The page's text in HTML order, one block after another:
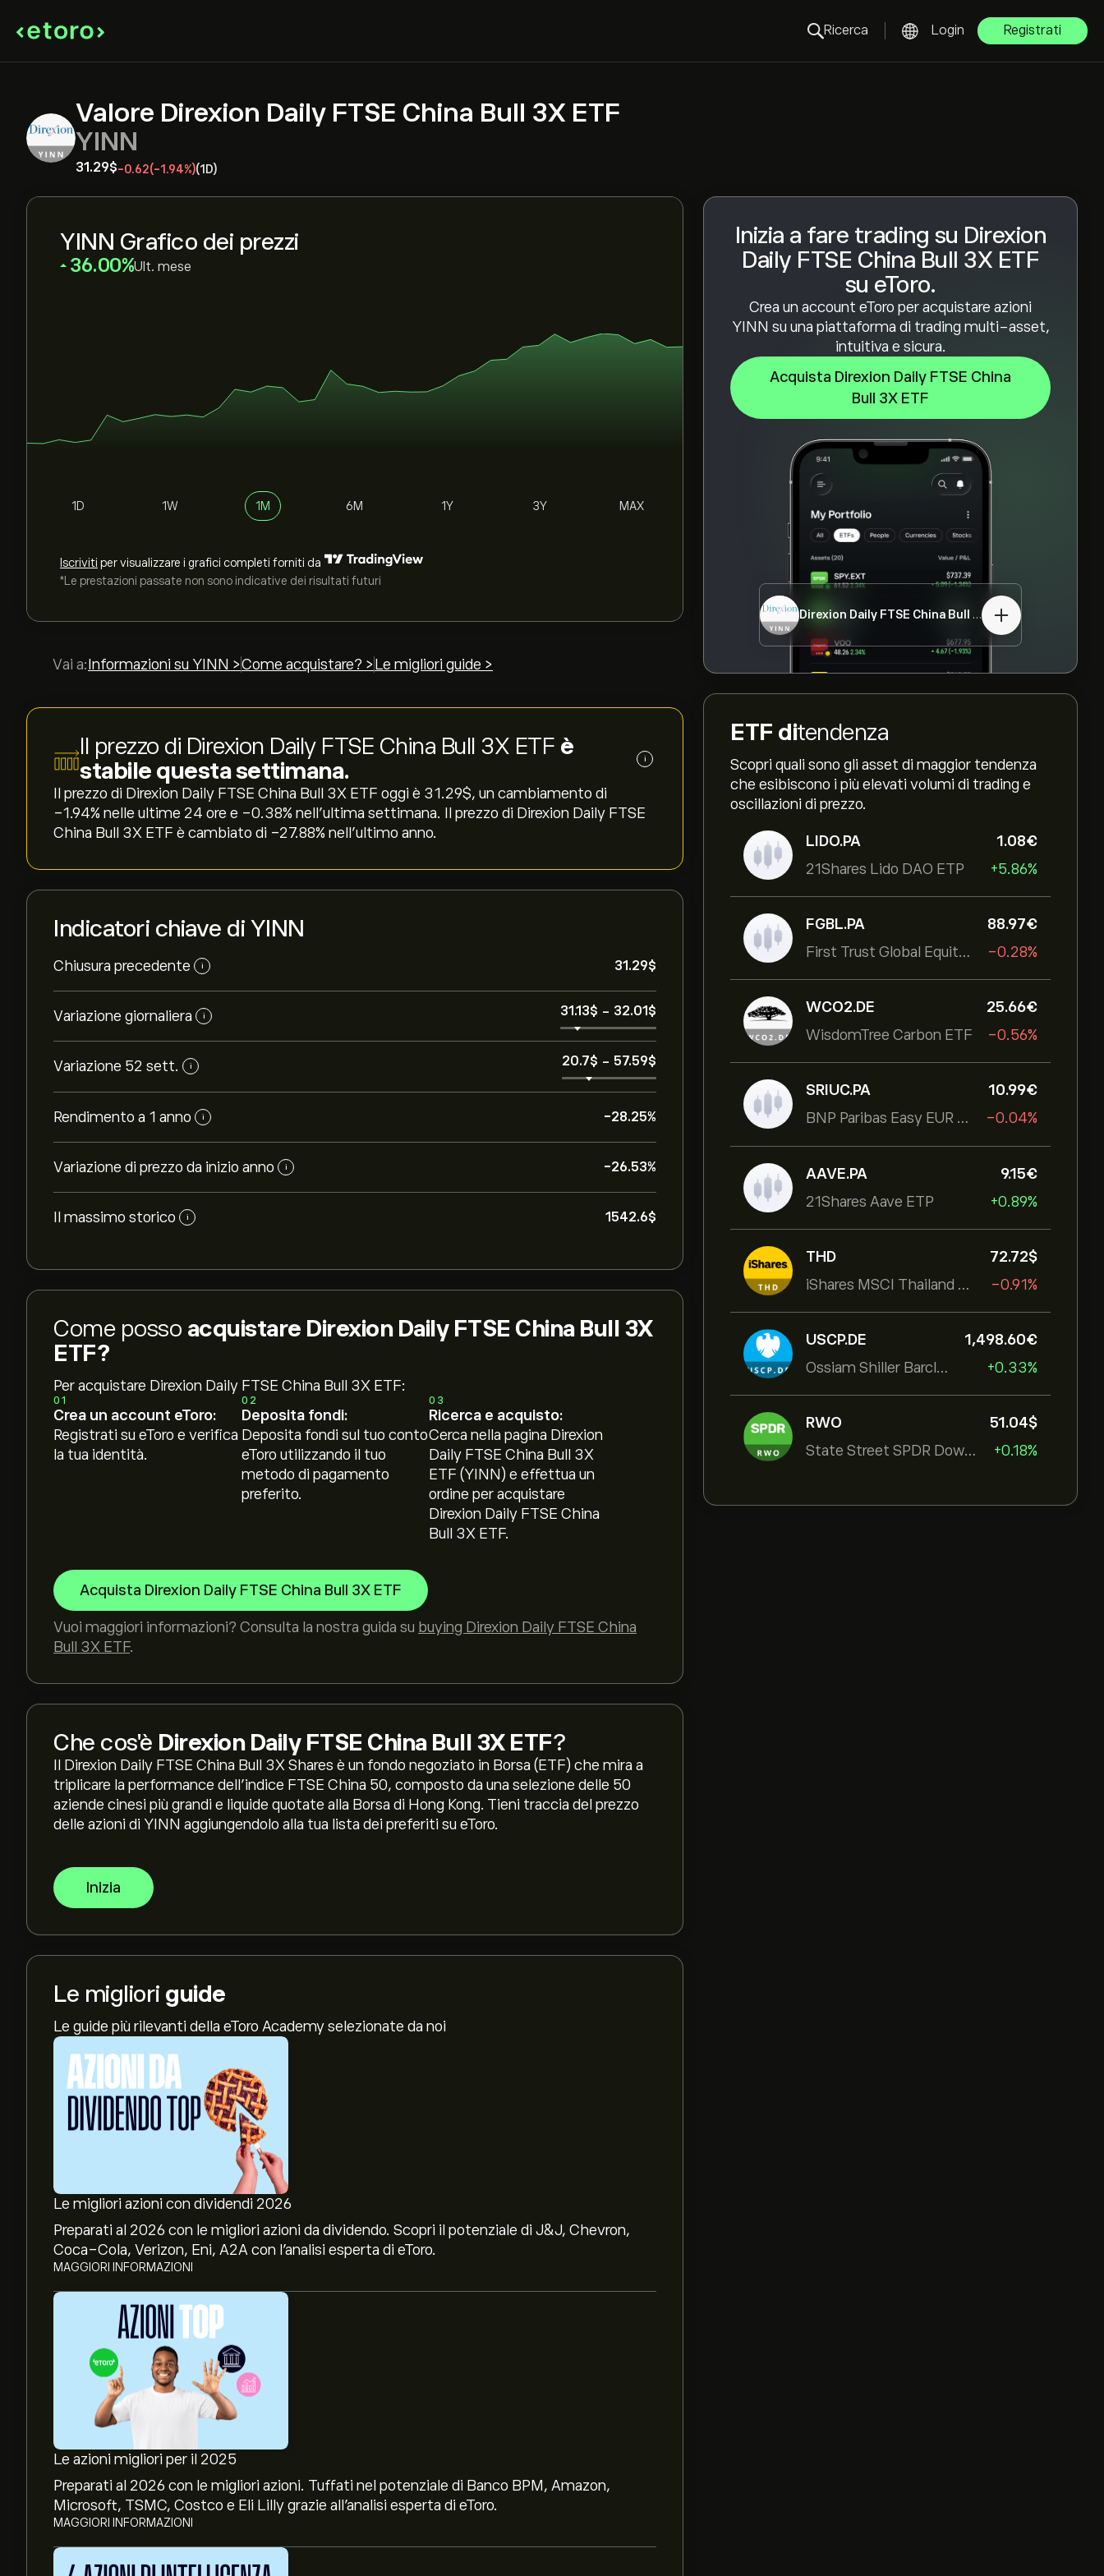
Ricerca Login Registrati
Valore Direxion Daily FTSE China Bull 3X ETF
YINN
31.29‎$‎-0.62(-1.94%)(1D)
Inizia a fare trading su Direxion
Daily FTSE China Bull 3X ETF
su eToro.
Crea un account eToro per acquistare azioni
YINN su una piattaforma di trading multi-asset,
intuitiva e sicura.
Acquista Direxion Daily FTSE China
Bull 3X ETF
Direxion Daily FTSE China Bull 3X ETF YINN
ETF ditendenza
Scopri quali sono gli asset di maggior tendenza
che esibiscono i più elevati volumi di trading e
oscillazioni di prezzo.
LIDO.PA
21Shares Lido DAO ETP
1.08‎€‎
+5.86%
FGBL.PA
First Trust Global Equity Income UCITS ETF
88.97‎€‎
-0.28%
WCO2.DE
WisdomTree Carbon ETF
25.66‎€‎
-0.56%
SRIUC.PA
BNP Paribas Easy EUR Corp Bond SRI Fossil Free Ult
10.99‎€‎
-0.04%
AAVE.PA
21Shares Aave ETP
9.15‎€‎
+0.89%
THD
iShares MSCI Thailand ETF
72.72‎$‎
-0.91%
USCP.DE
Ossiam Shiller Barclays Cape US Sector Value TR
1,498.60‎€‎
+0.33%
RWO
State Street SPDR Dow Jones Global
51.04‎$‎
+0.18%
YINN Grafico dei prezzi
‎36.00‎ Ult. mese
1D 1W 1M 6M 1Y 3Y MAX
Iscriviti per visualizzare i grafici completi forniti da
*Le prestazioni passate non sono indicative dei risultati futuri
Vai a: Informazioni su YINN >Come acquistare? > Le migliori guide >
Il prezzo di Direxion Daily FTSE China Bull 3X ETF è
stabile questa settimana.
i
Il prezzo di Direxion Daily FTSE China Bull 3X ETF oggi è 31.29‎$‎, un cambiamento di
‎-1.94‎% nelle ultime 24 ore e ‎-0.38‎% nell'ultima settimana. Il prezzo di Direxion Daily FTSE
China Bull 3X ETF è cambiato di ‎-27.88‎% nell'ultimo anno.
Indicatori chiave di YINN
Chiusura precedente i 31.29‎$‎
Variazione giornaliera i 31.13‎$‎ - 32.01‎$‎
Variazione 52 sett. i 20.7‎$‎ - 57.59‎$‎
Rendimento a 1 anno i -28.25%
Variazione di prezzo da inizio anno i -26.53%
Il massimo storico i 1542.6‎$‎
Come posso acquistare Direxion Daily FTSE China Bull 3X
ETF?
Per acquistare Direxion Daily FTSE China Bull 3X ETF:
01
Crea un account eToro:
Registrati su eToro e verifica
la tua identità.
02
Deposita fondi:
Deposita fondi sul tuo conto
eToro utilizzando il tuo
metodo di pagamento
preferito.
03
Ricerca e acquisto:
Cerca nella pagina Direxion
Daily FTSE China Bull 3X
ETF (YINN) e effettua un
ordine per acquistare
Direxion Daily FTSE China
Bull 3X ETF.
Acquista Direxion Daily FTSE China Bull 3X ETF
Vuoi maggiori informazioni? Consulta la nostra guida su buying Direxion Daily FTSE China
Bull 3X ETF.
Che cos'è Direxion Daily FTSE China Bull 3X ETF?
Il Direxion Daily FTSE China Bull 3X Shares è un fondo negoziato in Borsa (ETF) che mira a
triplicare la performance dell'indice FTSE China 50, composto da una selezione delle 50
aziende cinesi più grandi e liquide quotate alla Borsa di Hong Kong. Tieni traccia del prezzo
delle azioni di YINN aggiungendolo alla tua lista dei preferiti su eToro.
Inizia
Le migliori guide
Le guide più rilevanti della eToro Academy selezionate da noi
Le migliori azioni con dividendi 2026
Preparati al 2026 con le migliori azioni da dividendo. Scopri il potenziale di J&J, Chevron,
Coca-Cola, Verizon, Eni, A2A con l’analisi esperta di eToro.
MAGGIORI INFORMAZIONI
Le azioni migliori per il 2025
Preparati al 2026 con le migliori azioni. Tuffati nel potenziale di Banco BPM, Amazon,
Microsoft, TSMC, Costco e Eli Lilly grazie all’analisi esperta di eToro.
MAGGIORI INFORMAZIONI